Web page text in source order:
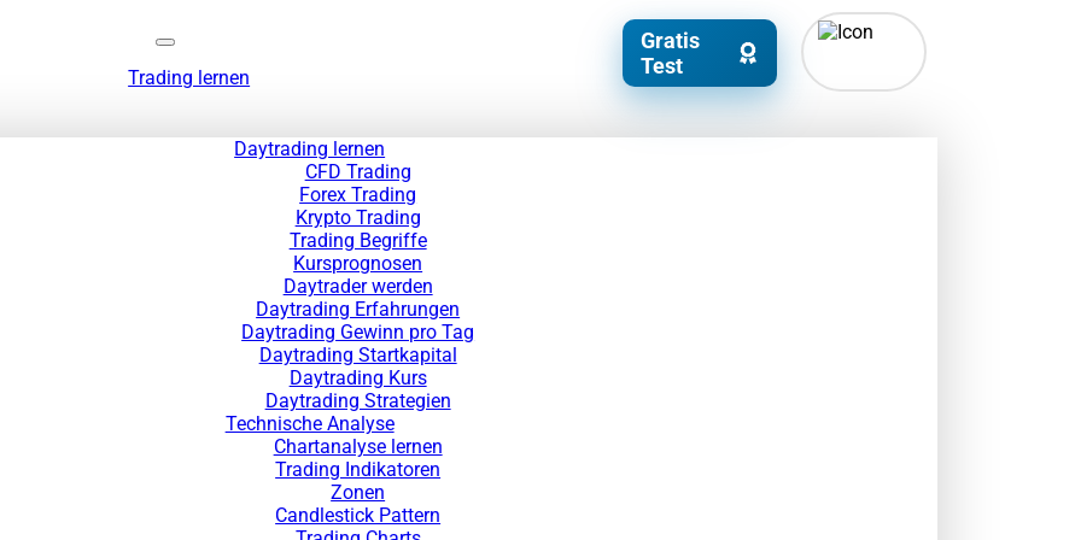
Trading lernen
Daytrading lernen
CFD Trading
Forex Trading
Krypto Trading
Trading Begriffe
Kursprognosen
Daytrader werden
Daytrading Erfahrungen
Daytrading Gewinn pro Tag
Daytrading Startkapital
Daytrading Kurs
Daytrading Strategien
Technische Analyse
Chartanalyse lernen
Trading Indikatoren
Zonen
Candlestick Pattern
Gratis
Test